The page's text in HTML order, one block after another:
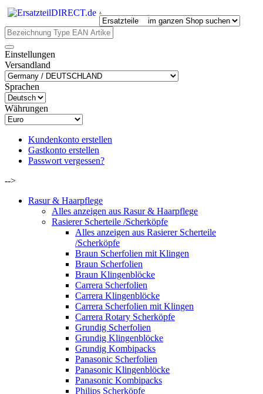
.
Einstellungen
Versandland
Sprachen
Währungen
Kundenkonto erstellen
Gastkonto erstellen
Passwort vergessen?
-->
Rasur & Haarpflege
Alles anzeigen aus Rasur & Haarpflege
Rasierer Scherteile /Scherköpfe
Alles anzeigen aus Rasierer Scherteile
/Scherköpfe
Braun Scherfolien mit Klingen
Braun Scherfolien
Braun Klingenblöcke
Carrera Scherfolien
Carrera Klingenblöcke
Carrera Scherfolien mit Klingen
Carrera Rotary Scherköpfe
Grundig Scherfolien
Grundig Klingenblöcke
Grundig Kombipacks
Panasonic Scherfolien
Panasonic Klingenblöcke
Panasonic Kombipacks
Philips Scherköpfe